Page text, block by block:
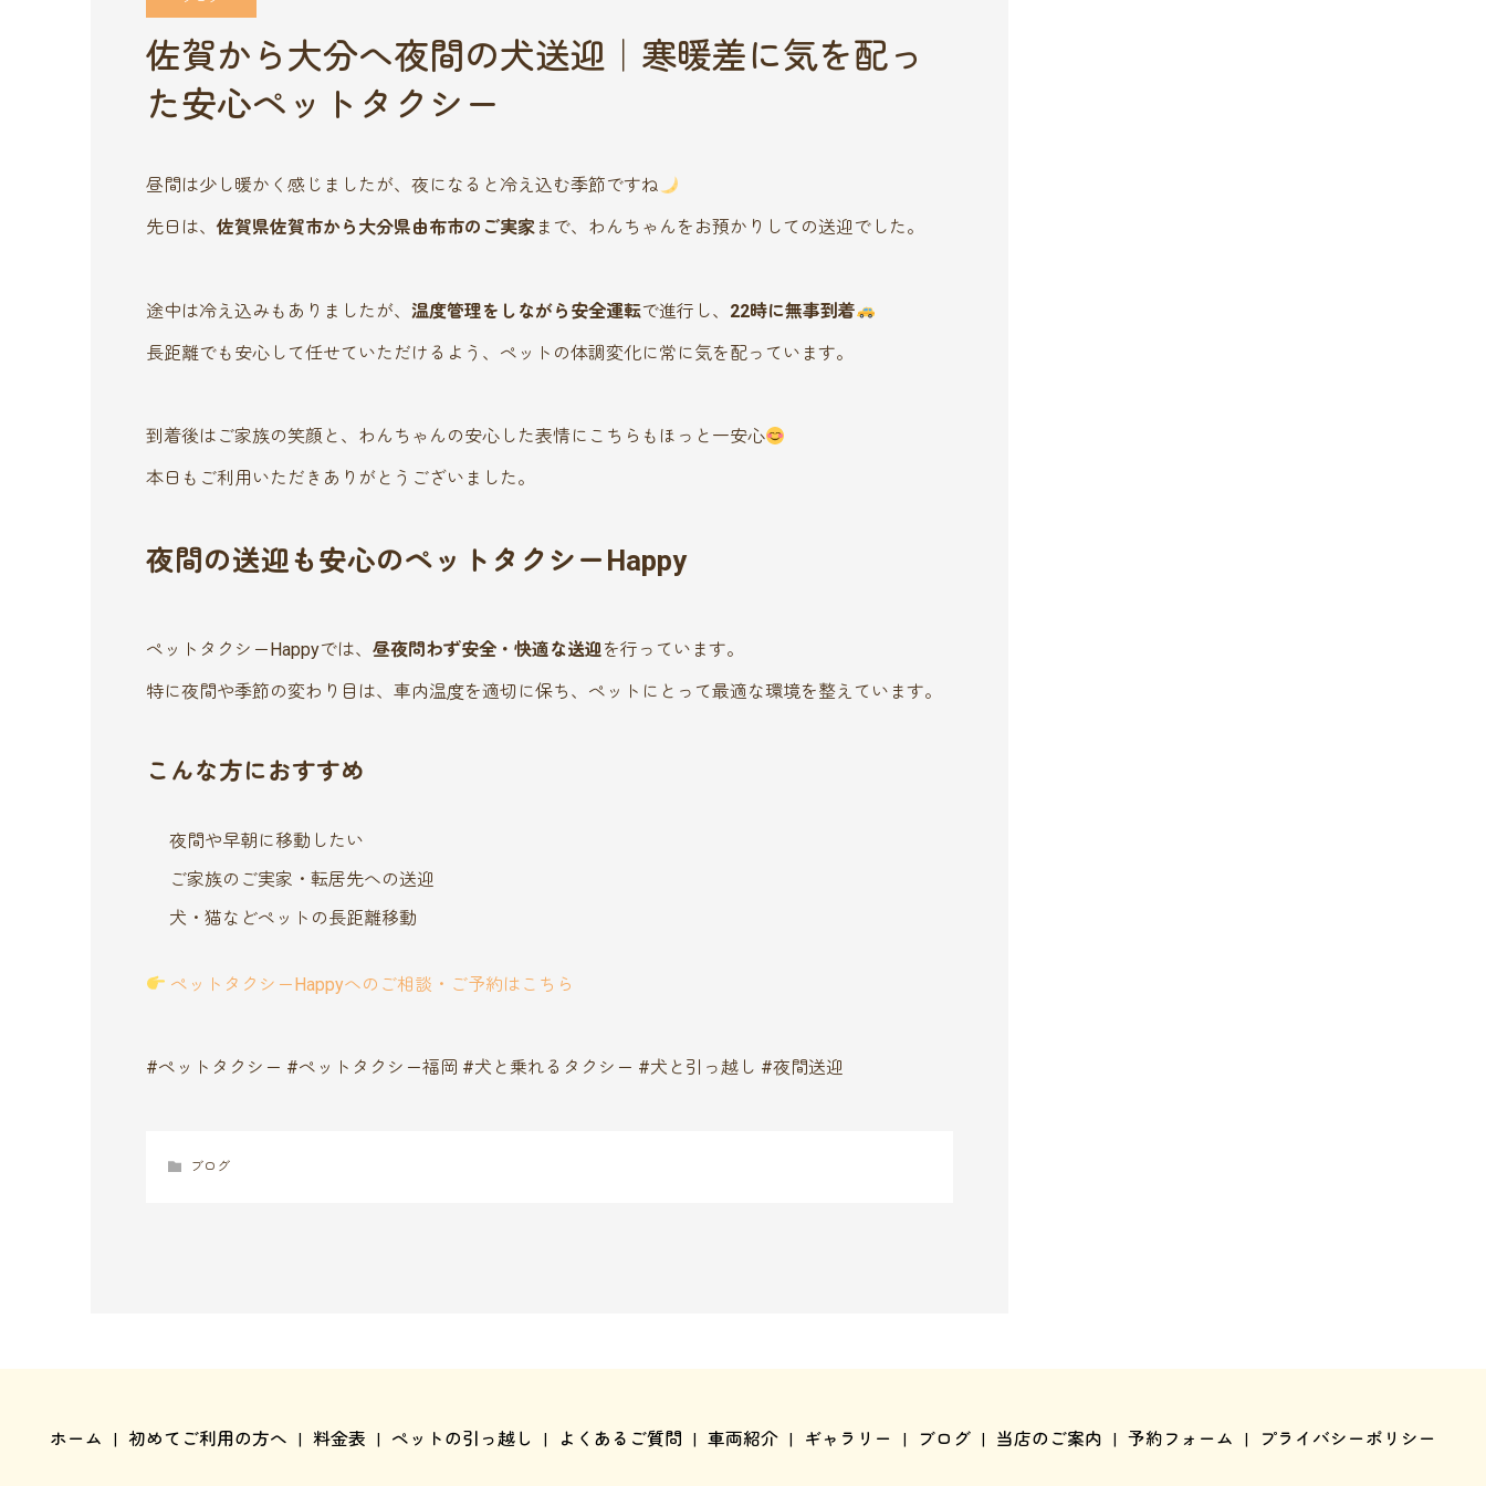
佐賀から大分へ夜間の犬送迎｜寒暖差に気を配っ
た安心ペットタクシー
昼間は少し暖かく感じましたが、夜になると冷え込む季節ですね
先日は、佐賀県佐賀市から大分県由布市のご実家 まで、わんちゃんをお預かりしての送迎でした。
途中は冷え込みもありましたが、 温度管理をしながら安全運転で進行し、 22時に無事到着
長距離でも安心して任せていただけるよう、ペットの体調変化に常に気を配っています。
到着後はご家族の笑顔と、わんちゃんの安心した表情にこちらもほっと一安心
本日もご利用いただきありがとうございました。
夜間の送迎も安心のペットタクシーHappy
ペットタクシーHappyでは、 昼夜問わず安全・快適な送迎を行っています。
特に夜間や季節の変わり目は、車内温度を適切に保ち、ペットにとって最適な環境を整えています。
こんな方におすすめ
夜間や早朝に移動したい
ご家族のご実家・転居先への送迎
犬・猫などペットの長距離移動
ペットタクシーHappyへのご相談・ご予約はこちら
#ペットタクシー #ペットタクシー福岡 #犬と乗れるタクシー #犬と引っ越し #夜間送迎
ブログ
ホーム 初めてご利用の方へ 料金表 ペットの引っ越し よくあるご質問 車両紹介 ギャラリー ブログ 当店のご案内 予約フォーム プライバシーポリシー